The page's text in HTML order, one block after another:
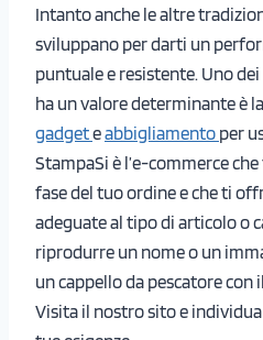
Intanto anche le altre
sviluppano per darti un
puntuale e resistente. Uno
ha un valore determinante è
gadgeteabbigliamento per
StampaSi è l’e-commerce
fase del tuo ordine e che ti
adeguate al tipo di articolo o
riprodurre un nome o un
un cappello da pescatore con
Visita il nostro sito e